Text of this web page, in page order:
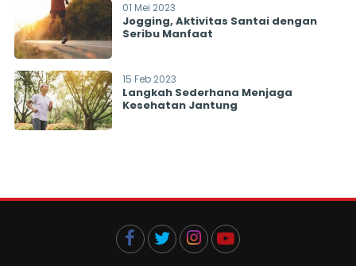
01 Mei 2023
Jogging, Aktivitas Santai dengan
Seribu Manfaat
15 Feb 2023
Langkah Sederhana Menjaga
Kesehatan Jantung